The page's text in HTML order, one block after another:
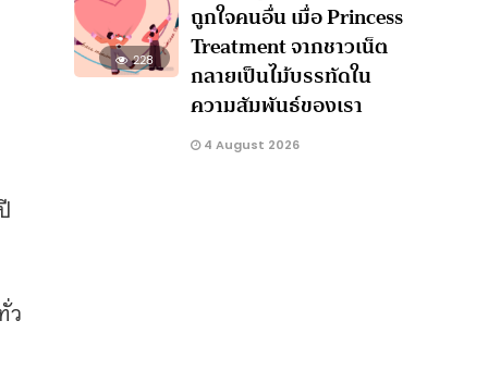
ว
228
ถูกใจคนอื่น เมื่อ Princess
Treatment จากชาวเน็ต
กลายเป็นไม้บรรทัดใน
ความสัมพันธ์ของเรา
4 August 2026